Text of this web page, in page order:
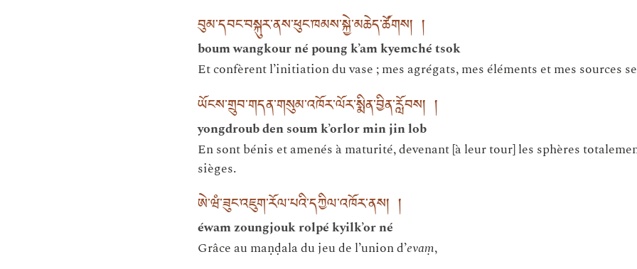
བུམ་དབང་བསྐུར་ནས་ཕུང་ཁམས་སྐྱེ་མཆེད་ཚོགས། །
boum wangkour né poung k’am kyemché tsok
Et confèrent l’initiation du vase ; mes agrégats, mes éléments et mes sources
ཡོངས་གྲུབ་གདན་གསུམ་འཁོར་ལོར་སྨིན་བྱིན་རློབས། །
yongdroub den soum k’orlor min jin lob
En sont bénis et amenés à maturité, devenant [à leur tour] les sphères
sièges.
ཨེ་ཝཾ་ཟུང་འཇུག་རོལ་པའི་དཀྱིལ་འཁོར་ནས། །
éwam zoungjouk rolpé kyilk’or né
Grâce au maṇḍala du jeu de l’union d’evaṃ,